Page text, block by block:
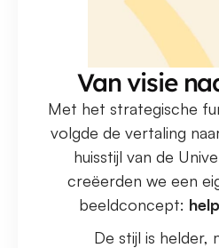
Van visie
Met het strategische
volgde de vertaling
huisstijl van de
creëerden we een
beeldconcept:
De stijl is helder,